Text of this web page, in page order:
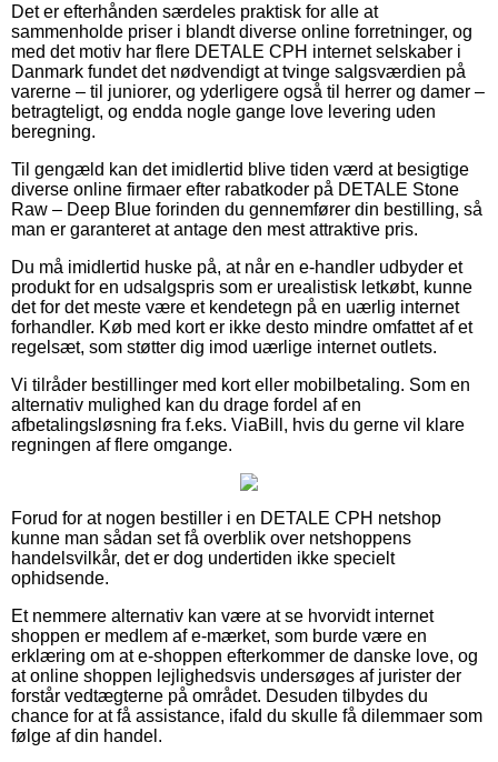
Det er efterhånden særdeles praktisk for alle at
sammenholde priser i blandt diverse online forretninger, og
med det motiv har flere DETALE CPH internet selskaber i
Danmark fundet det nødvendigt at tvinge salgsværdien på
varerne – til juniorer, og yderligere også til herrer og damer –
betragteligt, og endda nogle gange love levering uden
beregning.
Til gengæld kan det imidlertid blive tiden værd at besigtige
diverse online firmaer efter rabatkoder på DETALE Stone
Raw – Deep Blue forinden du gennemfører din bestilling, så
man er garanteret at antage den mest attraktive pris.
Du må imidlertid huske på, at når en e-handler udbyder et
produkt for en udsalgspris som er urealistisk letkøbt, kunne
det for det meste være et kendetegn på en uærlig internet
forhandler. Køb med kort er ikke desto mindre omfattet af et
regelsæt, som støtter dig imod uærlige internet outlets.
Vi tilråder bestillinger med kort eller mobilbetaling. Som en
alternativ mulighed kan du drage fordel af en
afbetalingsløsning fra f.eks. ViaBill, hvis du gerne vil klare
regningen af flere omgange.
Forud for at nogen bestiller i en DETALE CPH netshop
kunne man sådan set få overblik over netshoppens
handelsvilkår, det er dog undertiden ikke specielt
ophidsende.
Et nemmere alternativ kan være at se hvorvidt internet
shoppen er medlem af e-mærket, som burde være en
erklæring om at e-shoppen efterkommer de danske love, og
at online shoppen lejlighedsvis undersøges af jurister der
forstår vedtægterne på området. Desuden tilbydes du
chance for at få assistance, ifald du skulle få dilemmaer som
følge af din handel.